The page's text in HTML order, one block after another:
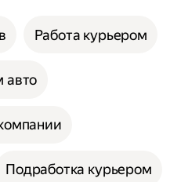
Работа курьером
авто
Подработка курьером